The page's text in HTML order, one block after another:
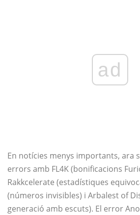
ad
En notícies menys importants, ara
errors amb FL4K (bonificacions
Rakkcelerate (estadístiques
(números invisibles) i Arbalest of
generació amb escuts). El error